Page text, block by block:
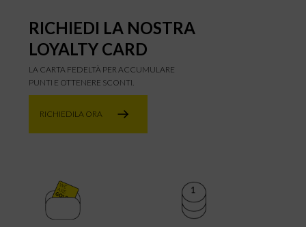
RICHIEDI LA NOSTRA
LOYALTY CARD
LA CARTA FEDELTÀ PER ACCUMULARE
PUNTI E OTTENERE SCONTI.
RICHIEDILA ORA